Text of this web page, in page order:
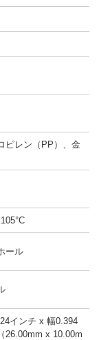
ピレン（PP）、金
ール
インチ x 幅0.394
26.00mm x 10.00m